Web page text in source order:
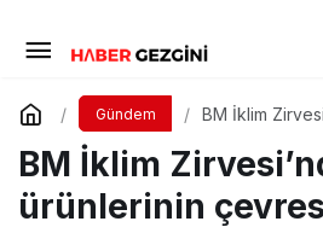
Gündem
BM İklim
BM İklim
ürünlerinin